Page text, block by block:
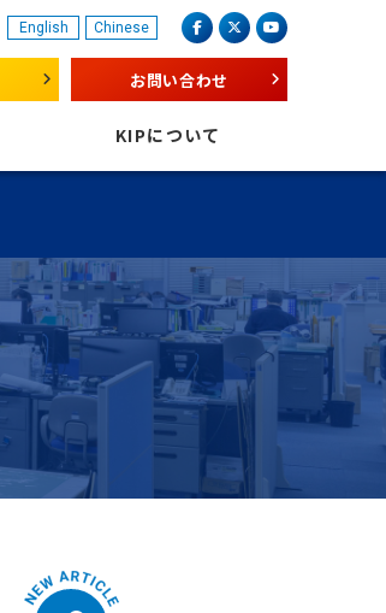
English Chinese facebookX（旧 twitter）
youtube
お問い合わせ
KIPについて